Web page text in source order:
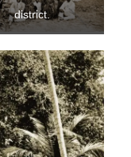
district.